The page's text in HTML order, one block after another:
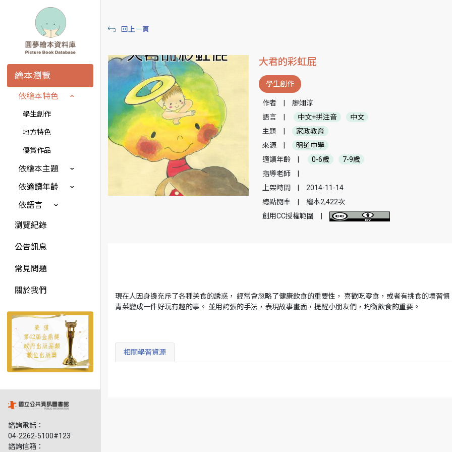
繪本瀏覽
依繪本特色
學生創作
地方特色
優賞作品
依繪本主題
依適讀年齡
依語言
瀏覽紀錄
公告訊息
常見問題
關於我們
諮詢電話：
04-2262-5100#123
諮詢信箱：
回上一頁
大君的彩虹屁
學生創作
作者
廖翊淳
語言
中文+拼注音
中文
主題
家政教育
來源
明道中學
適讀年齡
0-6歲
7-9歲
指導老師
上架時間
2014-11-14
總點閱率
繪本2,422次
創用CC授權範圍
現在人因身邊充斥了各種美食的誘惑， 經常會忽略了健康飲食的重要性， 喜歡吃零食，或者有挑食的壞習
青菜變成一件好玩有趣的事。 並用誇張的手法，表現故事畫面，提醒小朋友們，均衡飲食的重要。
相關學習資源